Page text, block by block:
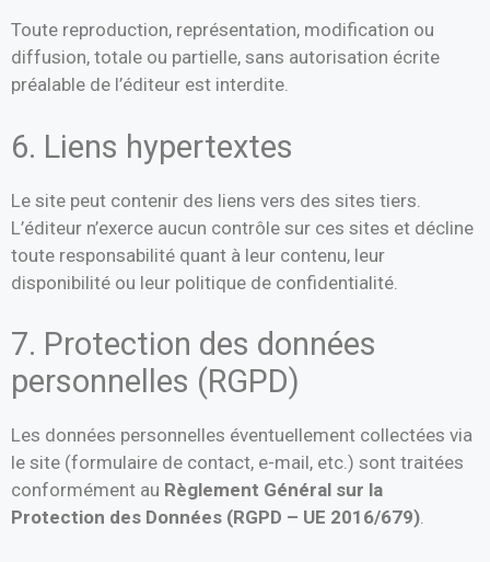
Toute reproduction, représentation, modification ou
diffusion, totale ou partielle, sans autorisation écrite
préalable de l’éditeur est interdite.
6. Liens hypertextes
Le site peut contenir des liens vers des sites tiers.
L’éditeur n’exerce aucun contrôle sur ces sites et décline
toute responsabilité quant à leur contenu, leur
disponibilité ou leur politique de confidentialité.
7. Protection des données
personnelles (RGPD)
Les données personnelles éventuellement collectées via
le site (formulaire de contact, e-mail, etc.) sont traitées
conformément au Règlement Général sur la
Protection des Données (RGPD – UE 2016/679).